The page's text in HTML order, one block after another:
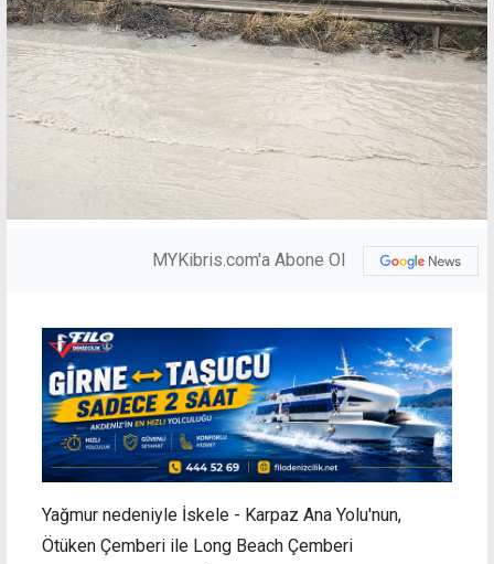
MYKibris.com'a Abone Ol
Yağmur nedeniyle İskele - Karpaz Ana Yolu'nun,
Ötüken Çemberi ile Long Beach Çemberi